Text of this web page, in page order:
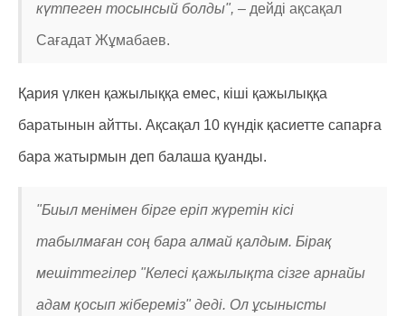
күтпеген тосынсый болды", – дейді ақсақал
Сағадат Жұмабаев.
Қария үлкен қажылыққа емес, кіші қажылыққа
баратынын айтты. Ақсақал 10 күндік қасиетте сапарға
бара жатырмын деп балаша қуанды.
"Биыл менімен бірге еріп жүретін кісі
табылмаған соң бара алмай қалдым. Бірақ
мешіттегілер "Келесі қажылықта сізге арнайы
адам қосып жібереміз" деді. Ол ұсынысты